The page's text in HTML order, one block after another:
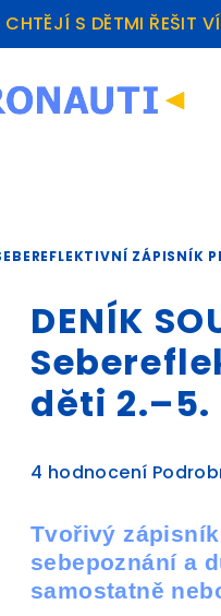
S DĚTMI ŘEŠIT
DENÍK
děti
Průměrné
produktu
je
5,0
z
4 hodnocení
Tvořivý
sebepoznání a
samostatně